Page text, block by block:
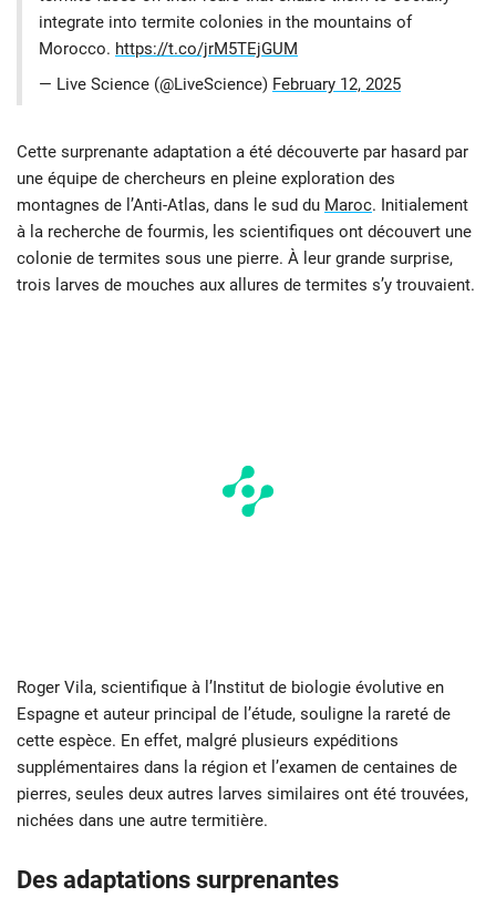
integrate into termite colonies in the mountains of
Morocco. https://t.co/jrM5TEjGUM
— Live Science (@LiveScience) February 12, 2025
Cette surprenante adaptation a été découverte par hasard par
une équipe de chercheurs en pleine exploration des
montagnes de l’Anti-Atlas, dans le sud du Maroc. Initialement
à la recherche de fourmis, les scientifiques ont découvert une
colonie de termites sous une pierre. À leur grande surprise,
trois larves de mouches aux allures de termites s’y trouvaient.
Roger Vila, scientifique à l’Institut de biologie évolutive en
Espagne et auteur principal de l’étude, souligne la rareté de
cette espèce. En effet, malgré plusieurs expéditions
supplémentaires dans la région et l’examen de centaines de
pierres, seules deux autres larves similaires ont été trouvées,
nichées dans une autre termitière.
Des adaptations surprenantes